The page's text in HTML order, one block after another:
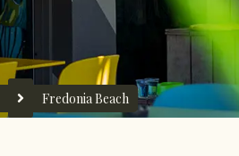
Fredonia Beach